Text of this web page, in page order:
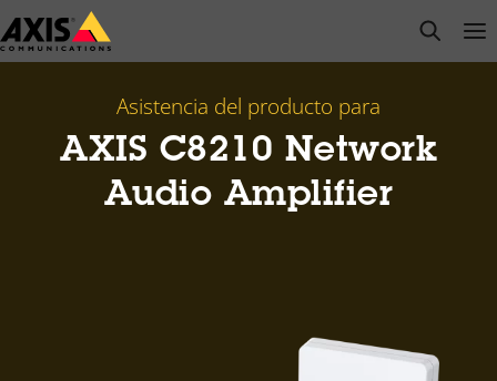
Saltar
al
open
Asistencia del producto para
AXIS C8210 Network
Audio Amplifier